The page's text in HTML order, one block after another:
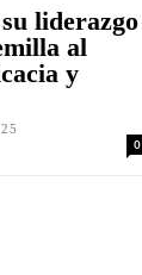
liderazgo
al
y
0